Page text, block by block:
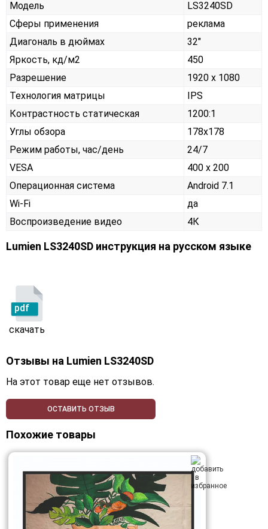
Модель
LS3240SD
Сферы применения
реклама
Диагональ в дюймах
32"
Яркость, кд/м2
450
Разрешение
1920 x 1080
Технология матрицы
IPS
Контрастность статическая
1200:1
Углы обзора
178x178
Режим работы, час/день
24/7
VESA
400 x 200
Операционная система
Android 7.1
Wi-Fi
да
Воспроизведение видео
4К
Lumien LS3240SD инструкция на русском языке
pdf
скачать
Отзывы на Lumien LS3240SD
На этот товар еще нет отзывов.
ОСТАВИТЬ ОТЗЫВ
Похожие товары